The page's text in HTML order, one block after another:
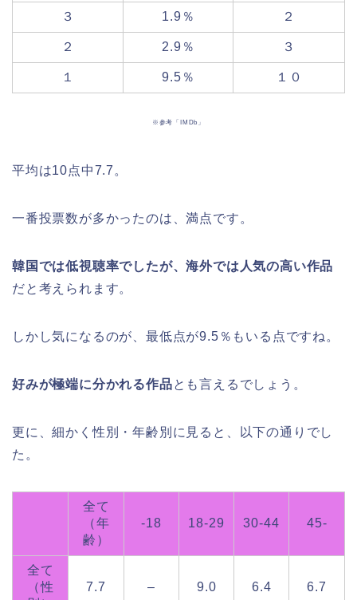
３ 1.9％ ２
２ 2.9％ ３
１ 9.5％ １０
※参考「IMDb」
平均は10点中7.7。
一番投票数が多かったのは、満点です。
韓国では低視聴率でしたが、海外では人気の高い作品
だと考えられます。
しかし気になるのが、最低点が9.5％もいる点ですね。
好みが極端に分かれる作品とも言えるでしょう。
更に、細かく性別・年齢別に見ると、以下の通りでし
た。
全て
（年
齢）
-18 18-29 30-44 45-
全て
（性
7.7 – 9.0 6.4 6.7